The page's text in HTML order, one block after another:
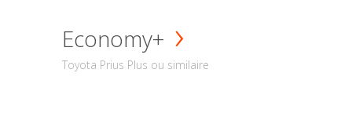
Economy+
Toyota Prius Plus ou similaire